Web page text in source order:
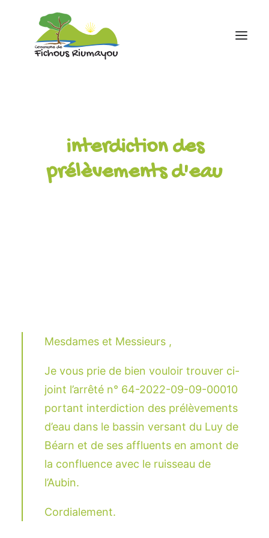
Associations
Infos pratiques
interdiction des
prélèvements d'eau
Mesdames et Messieurs ,
Je vous prie de bien vouloir trouver ci-
joint l’arrêté n° 64-2022-09-09-00010
portant interdiction des prélèvements
d’eau dans le bassin versant du Luy de
Béarn et de ses affluents en amont de
la confluence avec le ruisseau de
l’Aubin.
Cordialement.